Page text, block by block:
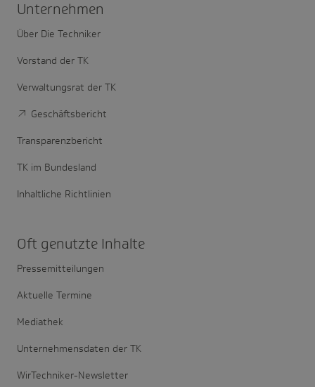
Unter­nehmen
Über Die Techniker
Vorstand der TK
Verwaltungsrat der TK
Geschäftsbericht
Transparenzbericht
TK im Bundesland
Inhaltliche Richtlinien
Oft genutzte Inhalte
Pressemitteilungen
Aktuelle Termine
Mediathek
Unternehmensdaten der TK
WirTechniker-Newsletter